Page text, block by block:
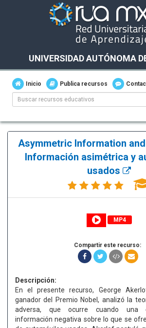
UNIVERSIDAD AUTÓNOMA
Inicio Publica recursos
Asymmetric Information
Información asimétrica y
usados
MP4
Compartir este recurso:
Descripción:
En el presente recurso, George
ganador del Premio Nobel, analizó la
adversa, que ocurre cuando una
información negativa sobre lo que se